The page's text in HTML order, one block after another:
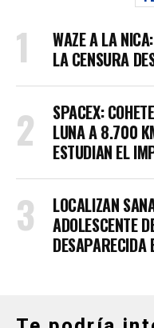
WAZE A LA
LA CENSURA
SPACEX:
LUNA A 8.700
ESTUDIAN EL
LOCALIZAN
ADOLESCENTE
DESAPARECIDA